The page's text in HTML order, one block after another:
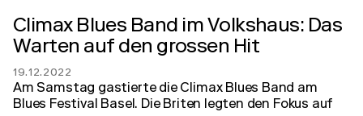
Climax Blues Band im Volkshaus: Das
Warten auf den grossen Hit
19.12.2022
Am Samstag gastierte die Climax Blues Band am
Blues Festival Basel. Die Briten legten den Fokus auf